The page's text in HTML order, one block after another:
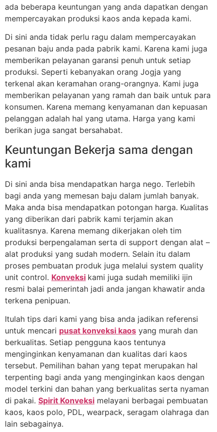
ada beberapa keuntungan yang anda dapatkan dengan
mempercayakan produksi kaos anda kepada kami.
Di sini anda tidak perlu ragu dalam mempercayakan
pesanan baju anda pada pabrik kami. Karena kami juga
memberikan pelayanan garansi penuh untuk setiap
produksi. Seperti kebanyakan orang Jogja yang
terkenal akan keramahan orang-orangnya. Kami juga
memberikan pelayanan yang ramah dan baik untuk para
konsumen. Karena memang kenyamanan dan kepuasan
pelanggan adalah hal yang utama. Harga yang kami
berikan juga sangat bersahabat.
Keuntungan Bekerja sama dengan
kami
Di sini anda bisa mendapatkan harga nego. Terlebih
bagi anda yang memesan baju dalam jumlah banyak.
Maka anda bisa mendapatkan potongan harga. Kualitas
yang diberikan dari pabrik kami terjamin akan
kualitasnya. Karena memang dikerjakan oleh tim
produksi berpengalaman serta di support dengan alat –
alat produksi yang sudah modern. Selain itu dalam
proses pembuatan produk juga melalui system quality
unit control. Konveksi kami juga sudah memiliki ijin
resmi balai pemerintah jadi anda jangan khawatir anda
terkena penipuan.
Itulah tips dari kami yang bisa anda jadikan referensi
untuk mencari pusat konveksi kaos yang murah dan
berkualitas. Setiap pengguna kaos tentunya
menginginkan kenyamanan dan kualitas dari kaos
tersebut. Pemilihan bahan yang tepat merupakan hal
terpenting bagi anda yang menginginkan kaos dengan
model terkini dan bahan yang berkualitas serta nyaman
di pakai. Spirit Konveksi melayani berbagai pembuatan
kaos, kaos polo, PDL, wearpack, seragam olahraga dan
lain sebagainya.